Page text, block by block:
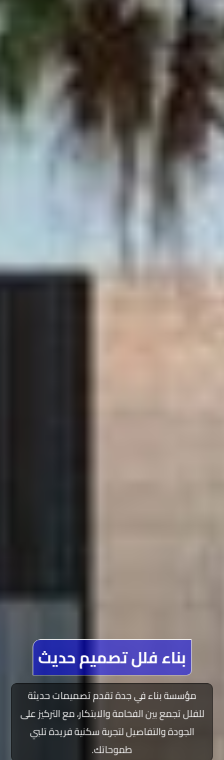
بناء فلل تصميم حديث
مؤسسة بناء في جدة تقدم تصميمات حديثة
للفلل تجمع بين الفخامة والابتكار، مع التركيز على
الجودة والتفاصيل لتجربة سكنية فريدة تلبي
طموحاتك.